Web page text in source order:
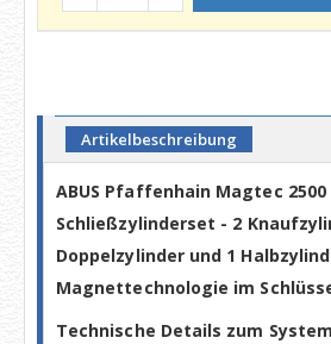
Artikelbeschreibung
ABUS Pfaffenhain Magtec 2500
Schließzylinderset - 2
Doppelzylinder und 1
Magnettechnologie im
Technische Details zum